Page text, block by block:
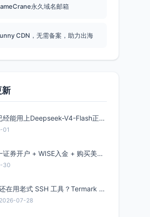
永久域名邮箱
CDN，无需备案，助力出海
新
七牛云已经能用上Deepseek-V4-Flash正式版了，点此领取300万Token
01
美国第一证券开户 + WISE入金 + 购买美股全流程分享
30
还在用老式 SSH 工具？Termark 新一代跨平台智能SSH客户端了解一下
2026-07-28